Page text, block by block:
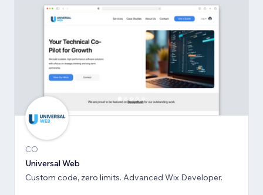
CO
Universal Web
Custom code, zero limits. Advanced Wix Developer.